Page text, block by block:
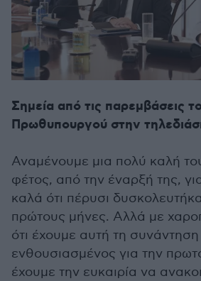
Σημεία από τις παρεμβάσεις
Πρωθυπουργού στην
Αναμένουμε μια πολύ καλή
φέτος, από την έναρξή της,
καλά ότι πέρυσι
πρώτους μήνες. Αλλά με
ότι έχουμε αυτή τη συνάντηση
ενθουσιασμένος για την
έχουμε την ευκαιρία να